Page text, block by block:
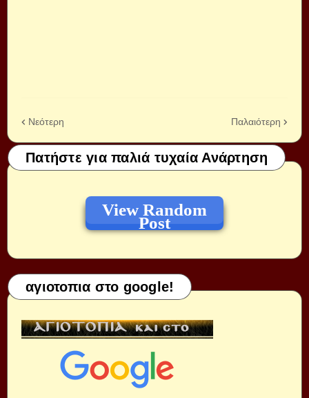
Νεότερη Παλαιότερη
Πατήστε για παλιά τυχαία Ανάρτηση
View Random
Post
αγιοτοπια στο google!